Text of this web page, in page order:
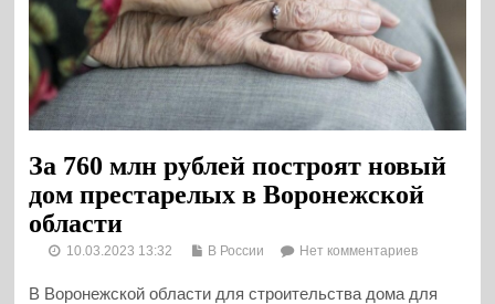
За 760 млн рублей построят новый
дом престарелых в Воронежской
области
10.03.2023 13:32 В России Нет комментариев
В Воронежской области для строительства дома для